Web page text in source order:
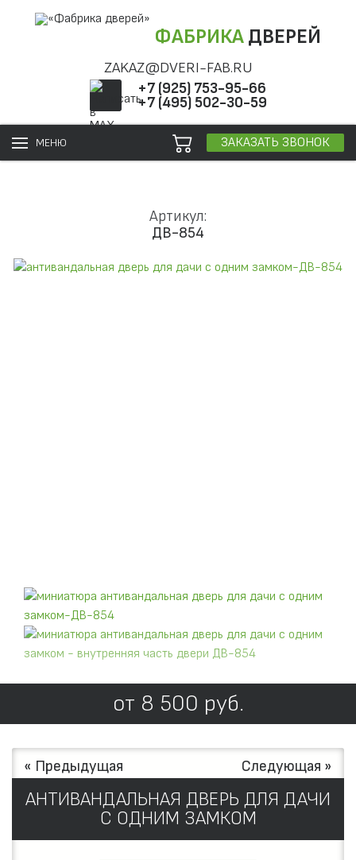
ФАБРИКАДВЕРЕЙ
ZAKAZ@DVERI-FAB.RU
+7 (925) 753-95-66
+7 (495) 502-30-59
МЕНЮ ЗАКАЗАТЬ ЗВОНОК
Артикул:
ДВ-854
от 8 500 руб.
« Предыдущая Следующая »
АНТИВАНДАЛЬНАЯ ДВЕРЬ ДЛЯ ДАЧИ
С ОДНИМ ЗАМКОМ